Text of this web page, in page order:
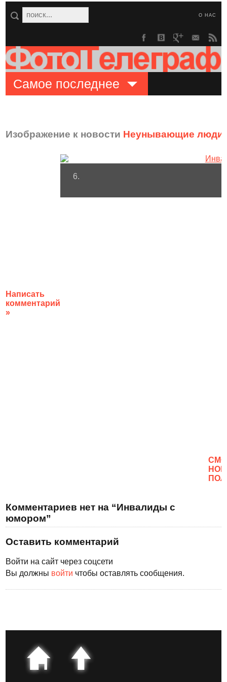
О НАС
Самое последнее
Изображение к новости Неунывающие люди
Написать
комментарий
»
6.
Комментариев нет на “Инвалиды с
юмором”
Оставить комментарий
Войти на сайт через соцсети
Вы должны войти чтобы оставлять сообщения.